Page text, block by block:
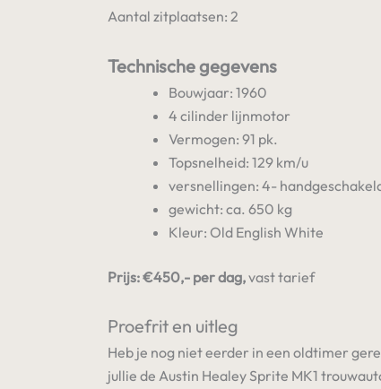
Aantal zitplaatsen: 2
Technische gegevens
Bouwjaar: 1960
4 cilinder lijnmotor
Vermogen: 91 pk.
Topsnelheid: 129 km/u
versnellingen: 4-
gewicht: ca. 650 kg
Kleur: Old English White
Prijs: €450,- per dag,vast tarief
Proefrit en uitleg
Heb je nog niet eerder in een oldtimer
jullie de Austin Healey Sprite MK1